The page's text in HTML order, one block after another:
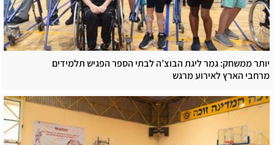
יותר ממשחק: גמר ליגת הבוצ’ה לבתי הספר הפגיש תלמידים
מרחבי הארץ לאירוע מרגש